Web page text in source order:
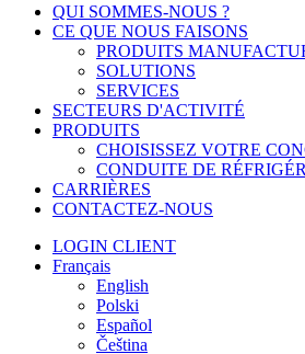
FermerQUI SOMMES-NOUS ?
CE QUE NOUS FAISONS
PRODUITS
SOLUTIONS
SERVICES
SECTEURS D'ACTIVITÉ
PRODUITS
CHOISISSEZ VOTRE
CONDUITE DE
CARRIÈRES
CONTACTEZ-NOUS
LOGIN CLIENT
Français
English
Polski
Español
Čeština